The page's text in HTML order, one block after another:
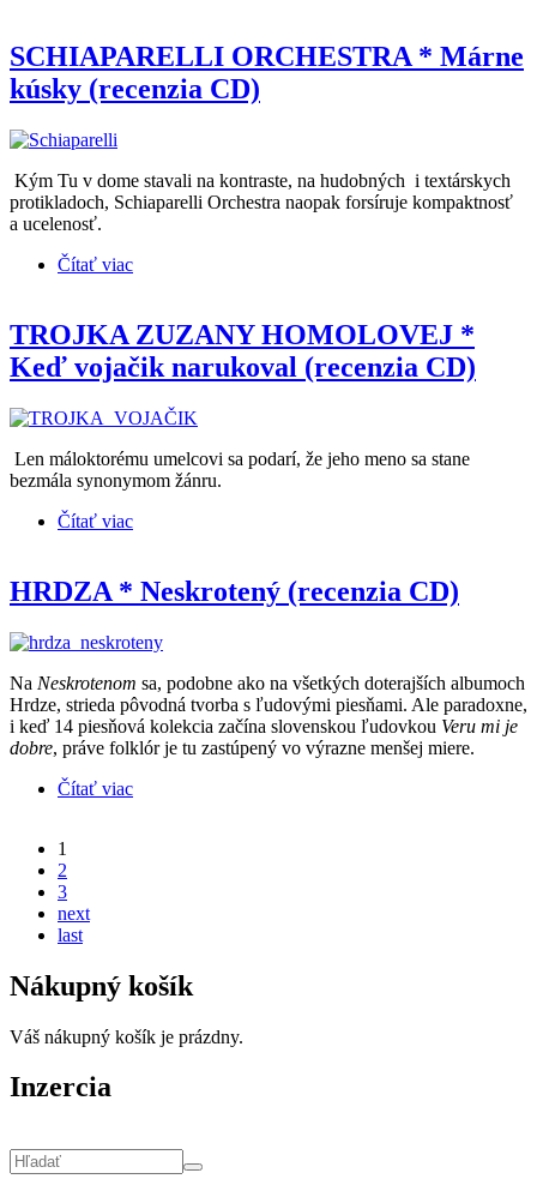
SCHIAPARELLI ORCHESTRA * Márne
kúsky (recenzia CD)
Kým Tu v dome stavali na kontraste, na hudobných i textárskych
protikladoch, Schiaparelli Orchestra naopak forsíruje kompaktnosť
a ucelenosť.
Čítať viac
TROJKA ZUZANY HOMOLOVEJ *
Keď vojačik narukoval (recenzia CD)
Len máloktorému umelcovi sa podarí, že jeho meno sa stane
bezmála synonymom žánru.
Čítať viac
HRDZA * Neskrotený (recenzia CD)
Na Neskrotenom sa, podobne ako na všetkých doterajších albumoch
Hrdze, strieda pôvodná tvorba s ľudovými piesňami. Ale paradoxne,
i keď 14 piesňová kolekcia začína slovenskou ľudovkou Veru mi je
dobre, práve folklór je tu zastúpený vo výrazne menšej miere.
Čítať viac
1
2
3
next
last
Nákupný košík
Váš nákupný košík je prázdny.
Inzercia